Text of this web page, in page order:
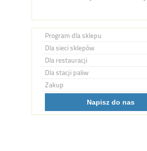
Program dla sklepu
Dla sieci sklepów
Dla restauracji
Dla stacji paliw
Zakup
Napisz do nas